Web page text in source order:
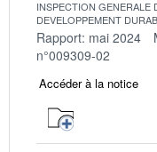
INSPECTION GENERALE
DEVELOPPEMENT
Rapport: mai 2024
n°009309-02
Accéder à la notice